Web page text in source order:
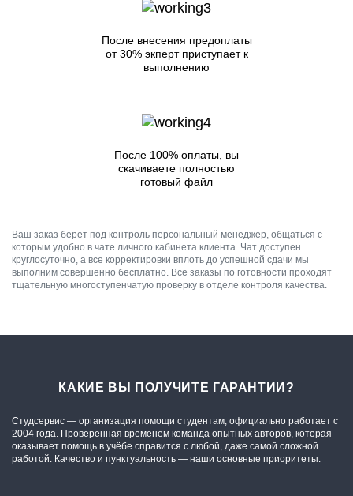
После внесения предоплаты
от 30% экперт приступает к
выполнению
После 100% оплаты, вы
скачиваете полностью
готовый файл
Ваш заказ берет под контроль персональный менеджер, общаться с
которым удобно в чате личного кабинета клиента. Чат доступен
круглосуточно, а все корректировки вплоть до успешной сдачи мы
выполним совершенно бесплатно. Все заказы по готовности проходят
тщательную многоступенчатую проверку в отделе контроля качества.
КАКИЕ ВЫ ПОЛУЧИТЕ ГАРАНТИИ?
Студсервис — организация помощи студентам, официально работает с
2004 года. Проверенная временем команда опытных авторов, которая
оказывает помощь в учёбе справится с любой, даже самой сложной
работой. Качество и пунктуальность — наши основные приоритеты.